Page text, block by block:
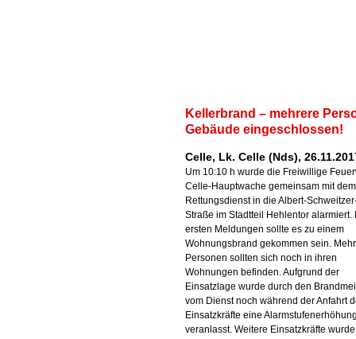
Kellerbrand – mehrere
Gebäude eingeschlossen!
Celle, Lk. Celle (Nds),
Um 10:10 h wurde die Freiwillige
Celle-Hauptwache gemeinsam mit dem
Rettungsdienst in die Albert-
Straße im Stadtteil Hehlentor alarmiert.
ersten Meldungen sollte es zu einem
Wohnungsbrand gekommen sein.
Personen sollten sich noch in ihren
Wohnungen befinden. Aufgrund der
Einsatzlage wurde durch den
vom Dienst noch während der Anfahrt
Einsatzkräfte eine
veranlasst. Weitere Einsatzkräfte wurde